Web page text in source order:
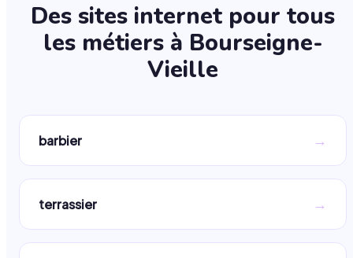
Des sites internet pour tous
les métiers à Bourseigne-
Vieille
barbier →
terrassier →